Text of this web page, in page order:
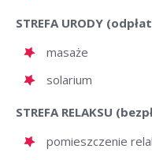
STREFA URODY
masaże
solarium
STREFA RELAKSU
pomieszczenie